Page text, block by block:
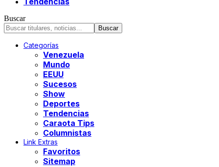
Buscar
Categorías
Venezuela
Mundo
EEUU
Sucesos
Show
Deportes
Tendencias
Caraota Tips
Columnistas
Link Extras
Favoritos
Sitemap